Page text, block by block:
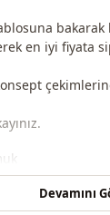
en iyi fiyata
Mevsimlik
Devamını